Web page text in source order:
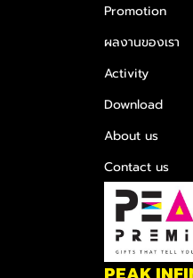
Promotion
ผลงานของเรา
Activity
Download
About us
Contact us